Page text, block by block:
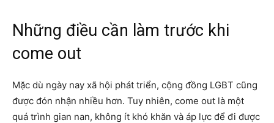
Những điều cần làm trước khi
come out
Mặc dù ngày nay xã hội phát triển, cộng đồng LGBT cũng
được đón nhận nhiều hơn. Tuy nhiên, come out là một
quá trình gian nan, không ít khó khăn và áp lực để đi được